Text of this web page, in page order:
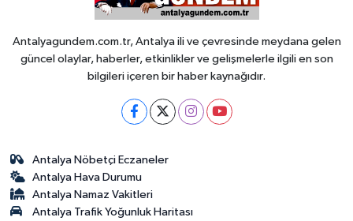
Antalyagundem.com.tr, Antalya ili ve çevresinde meydana gelen
güncel olaylar, haberler, etkinlikler ve gelişmelerle ilgili en son
bilgileri içeren bir haber kaynağıdır.
Antalya Nöbetçi Eczaneler
Antalya Hava Durumu
Antalya Namaz Vakitleri
Antalya Trafik Yoğunluk Haritası